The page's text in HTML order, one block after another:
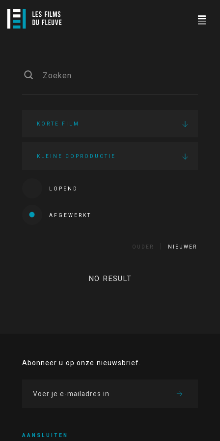
KORTE FILM
KLEINE COPRODUCTIE
LOPEND
AFGEWERKT
OUDER NIEUWER
NO RESULT
Abonneer u op onze nieuwsbrief.
AANSLUITEN